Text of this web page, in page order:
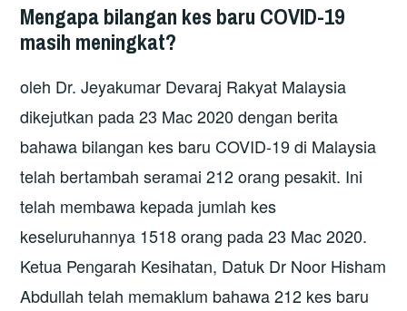
–
PANDANGAN
PENGURUSAN
KLINIKAL
PESAKIT
COVID-
19
Mengapa bilangan kes baru COVID-19
masih meningkat?
oleh Dr. Jeyakumar Devaraj Rakyat Malaysia
dikejutkan pada 23 Mac 2020 dengan berita
bahawa bilangan kes baru COVID-19 di Malaysia
telah bertambah seramai 212 orang pesakit. Ini
telah membawa kepada jumlah kes
keseluruhannya 1518 orang pada 23 Mac 2020.
Ketua Pengarah Kesihatan, Datuk Dr Noor Hisham
Abdullah telah memaklum bahawa 212 kes baru